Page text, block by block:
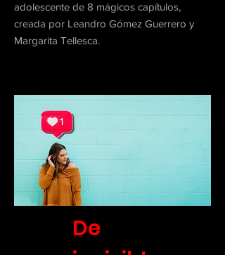
adolescente de 8 mágicos capítulos,
creada por Leandro Gómez Guerrero y
Margarita Tellesca.
De